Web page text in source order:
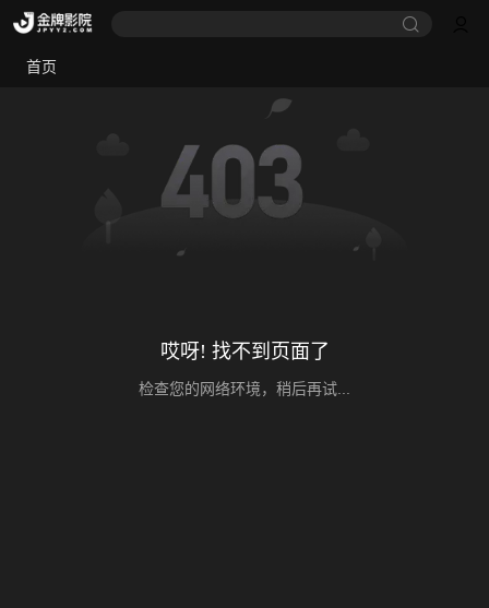
首页
哎呀! 找不到页面了
检查您的网络环境，稍后再试...